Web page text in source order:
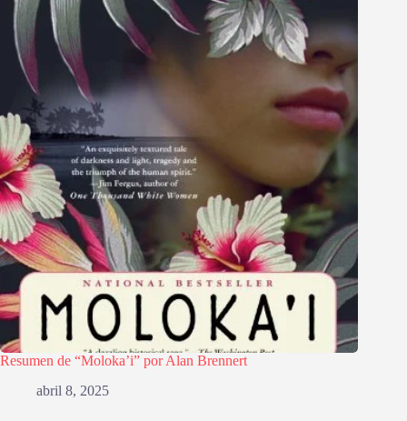
Resumen de “Moloka’i” por Alan Brennert
abril 8, 2025